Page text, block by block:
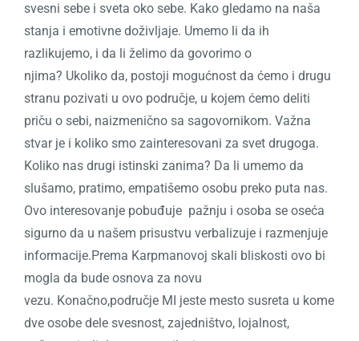
svesni sebe i sveta oko sebe. Kako gledamo na naša
stanja i emotivne doživljaje. Umemo li da ih
razlikujemo, i da li želimo da govorimo o
njima? Ukoliko da, postoji mogućnost da ćemo i drugu
stranu pozivati u ovo područje, u kojem ćemo deliti
priču o sebi, naizmenično sa sagovornikom. Važna
stvar je i koliko smo zainteresovani za svet drugoga.
Koliko nas drugi istinski zanima? Da li umemo da
slušamo, pratimo, empatišemo osobu preko puta nas.
Ovo interesovanje pobuđuje pažnju i osoba se oseća
sigurno da u našem prisustvu verbalizuje i razmenjuje
informacije.Prema Karpmanovoj skali bliskosti ovo bi
mogla da bude osnova za novu
vezu. Konačno,područje MI jeste mesto susreta u kome
dve osobe dele svesnost, zajedništvo, lojalnost,